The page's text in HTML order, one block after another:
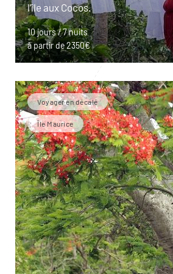
l’île aux Cocos.
10 jours / 7 nuits
à partir de 2350€
Voyager en décalé
Île Maurice